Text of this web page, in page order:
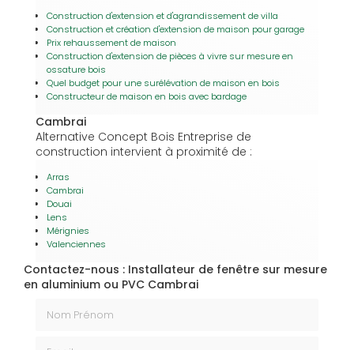
Construction d'extension et d'agrandissement de villa
Construction et création d'extension de maison pour garage
Prix rehaussement de maison
Construction d'extension de pièces à vivre sur mesure en
ossature bois
Quel budget pour une surélévation de maison en bois
Constructeur de maison en bois avec bardage
Cambrai
Alternative Concept Bois Entreprise de
construction intervient à proximité de :
Arras
Cambrai
Douai
Lens
Mérignies
Valenciennes
Contactez-nous : Installateur de fenêtre sur mesure
en aluminium ou PVC Cambrai